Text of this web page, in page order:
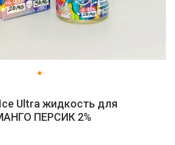
Ice Ultra жидкость для
ПЕРСИК 2%